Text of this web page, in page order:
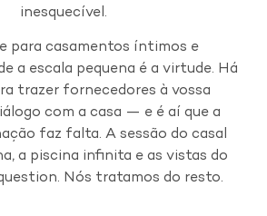
inesquecível.
para casamentos íntimos e
a escala pequena é a virtude. Há
trazer fornecedores à vossa
com a casa — e é aí que a
faz falta. A sessão do casal
a piscina infinita e as vistas do
Nós tratamos do resto.